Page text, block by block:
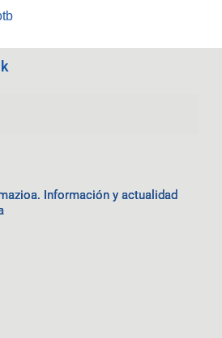
Información y actualidad